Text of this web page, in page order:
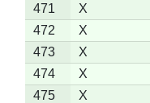
471
X
472
X
473
X
474
X
475
X